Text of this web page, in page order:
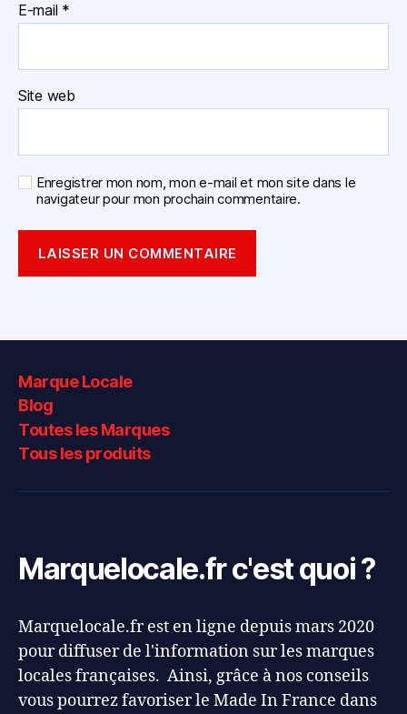
E-mail *
Site web
Enregistrer mon nom, mon e-mail et mon site dans le
navigateur pour mon prochain commentaire.
Marque Locale
Blog
Toutes les Marques
Tous les produits
Marquelocale.fr c'est quoi ?
Marquelocale.fr est en ligne depuis mars 2020
pour diffuser de l'information sur les marques
locales françaises. Ainsi, grâce à nos conseils
vous pourrez favoriser le Made In France dans